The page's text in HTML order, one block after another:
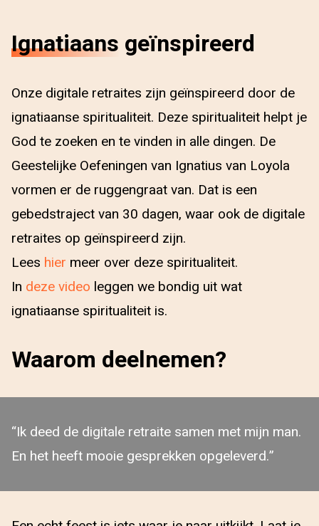
Ignatiaans geïnspireerd
Onze digitale retraites zijn geïnspireerd door de
ignatiaanse spiritualiteit. Deze spiritualiteit helpt je
God te zoeken en te vinden in alle dingen. De
Geestelijke Oefeningen van Ignatius van Loyola
vormen er de ruggengraat van. Dat is een
gebedstraject van 30 dagen, waar ook de digitale
retraites op geïnspireerd zijn.
Lees hier meer over deze spiritualiteit.
In deze video leggen we bondig uit wat
ignatiaanse spiritualiteit is.
Waarom deelnemen?
“Ik deed de digitale retraite samen met mijn man.
En het heeft mooie gesprekken opgeleverd.”